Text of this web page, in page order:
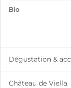
Bio
Dégustation &
Château de Viella